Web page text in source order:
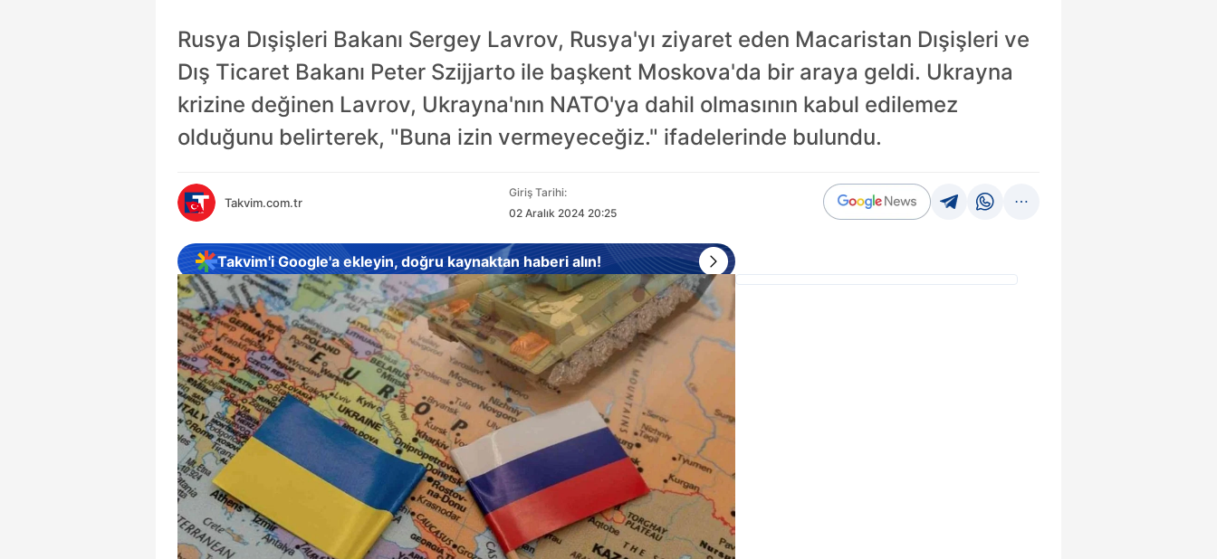
Rusya Dışişleri Bakanı Sergey Lavrov, Rusya'yı ziyaret eden Macaristan Dışişleri ve
Dış Ticaret Bakanı Peter Szijjarto ile başkent Moskova'da bir araya geldi. Ukrayna
krizine değinen Lavrov, Ukrayna'nın NATO'ya dahil olmasının kabul edilemez
olduğunu belirterek, "Buna izin vermeyeceğiz." ifadelerinde bulundu.
Takvim.com.tr
Giriş Tarihi:
02 Aralık 2024 20:25
Takvim'i Google'a ekleyin, doğru kaynaktan haberi alın!